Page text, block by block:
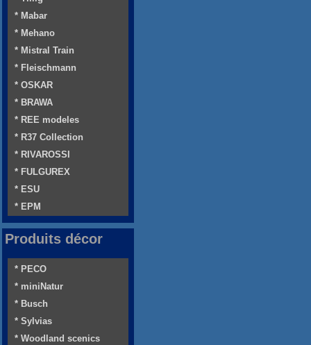
* Mabar
* Mehano
* Mistral Train
* Fleischmann
* OSKAR
* BRAWA
* REE modeles
* R37 Collection
* RIVAROSSI
* FULGUREX
* ESU
* EPM
Produits décor
* PECO
* miniNatur
* Busch
* Sylvias
* Woodland scenics